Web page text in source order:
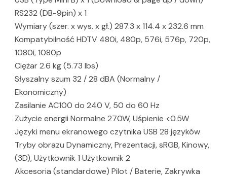
RS232 (DB-9pin) x 1
Wymiary (szer. x wys. x gł.) 287.3 x 114.4 x 232.6 mm
Kompatybilność HDTV 480i, 480p, 576i, 576p, 720p,
1080i, 1080p
Ciężar 2.6 kg (5.73 lbs)
Słyszalny szum 32 / 28 dBA (Normalny /
Ekonomiczny)
Zasilanie AC100 do 240 V, 50 do 60 Hz
Zużycie energii Normalne 270W, Uśpienie <0.5W
Języki menu ekranowego czytnika USB 28 języków
Tryby obrazu Dynamiczny, Prezentacji, sRGB, Kinowy,
(3D), Użytkownik 1 Użytkownik 2
Akcesoria (standardowe) Pilot / Baterie, Zakrywka